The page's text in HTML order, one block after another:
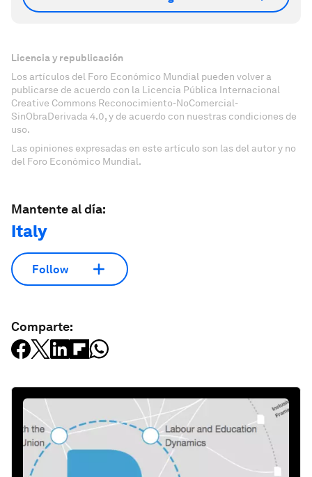
Licencia y republicación
Los artículos del Foro Económico Mundial pueden volver a
publicarse de acuerdo con la Licencia Pública Internacional
Creative Commons Reconocimiento-NoComercial-
SinObraDerivada 4.0, y de acuerdo con nuestras condiciones de
uso.
Las opiniones expresadas en este artículo son las del autor y no
del Foro Económico Mundial.
Mantente al día:
Italy
Follow
Comparte: